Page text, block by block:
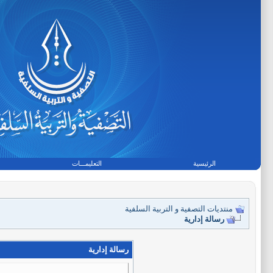
الرئيسية التعليمـــات
منتديات التصفية و التربية السلفية
رسالة إدارية
رسالة إدارية